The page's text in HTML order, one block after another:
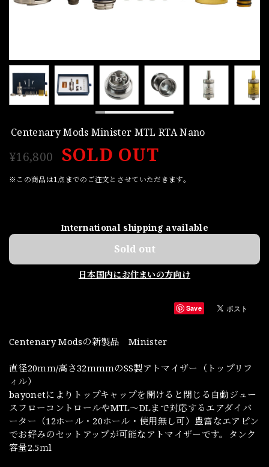
Centenary Mods Minister MTL RTA Nano
¥16,800 SOLD OUT
※この商品は1点までのご注文とさせていただきます。
International shipping available
Sold out
日本国内にお住まいの方向け
Save
Centenary Modsの新製品 Minister
直径20ｍｍ/高さ32ｍｍｍのSS製アトマイザー（トップリフ
ィル）
bayonetによりトップキャップを開けると閉じる自動ジュー
スフローコントロールやMTL～DLまで対応するエアダイバ
ーター（12ホール・20ホール・使用無し可）豊富なエアピン
でお好みのセットアップが可能なアトマイザーです。タンク
容量2.5ｍl